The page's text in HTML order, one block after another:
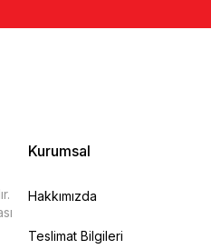
Kurumsal
Hakkımızda
Teslimat Bilgileri